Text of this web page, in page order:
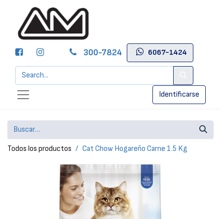
300-7824 6067-1424
Identificarse
Todos los productos Cat Chow Hogareño Carne 1.5 Kg